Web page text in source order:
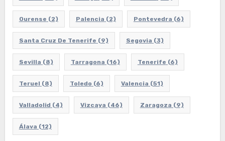
Ourense (2) Palencia (2) Pontevedra (6)
Santa Cruz De Tenerife (9) Segovia (3)
Sevilla (8) Tarragona (16) Tenerife (6)
Teruel (8) Toledo (6) Valencia (51)
Valladolid (4) Vizcaya (46) Zaragoza (9)
Álava (12)